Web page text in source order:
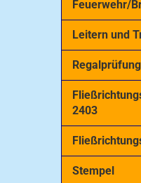
Feuerwehr/
Leitern und
Regalprüfung
2403
Stempel